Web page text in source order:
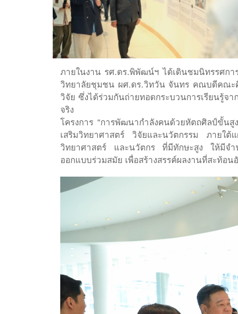
ภายในงาน รศ.ดร.พิพัฒน์ฯ ได้เดินชมนิทรรศกา
วิทยาลัยชุมชน ผศ.ดร.วิทวัน จันทร คณบดีคณะ
วิจัย ซึ่งได้ร่วมกันถ่ายทอดกระบวนการเรียนรู้
จริง
โครงการ “การพัฒนากำลังคนด้วยหัตถศิลป์ขั้น
เสริมวิทยาศาสตร์ วิจัยและนวัตกรรม ภายใต้
วิทยาศาสตร์ และนวัตกร ที่มีทักษะสูง ให้มีจำ
ออกแบบร่วมสมัย เพื่อสร้างสรรค์ผลงานที่สะท้อน